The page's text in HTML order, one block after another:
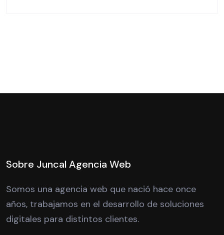
Sobre Juncal Agencia Web
Somos una agencia web que nació hace once
años, trabajamos en el desarrollo de soluciones
digitales para distintos clientes.